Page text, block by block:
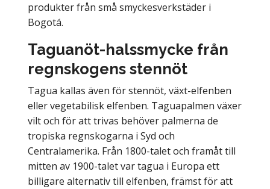
produkter från små smyckesverkstäder i
Bogotá.
Taguanöt-halssmycke från
regnskogens stennöt
Tagua kallas även för stennöt, växt-elfenben
eller vegetabilisk elfenben. Taguapalmen växer
vilt och för att trivas behöver palmerna de
tropiska regnskogarna i Syd och
Centralamerika. Från 1800-talet och framåt till
mitten av 1900-talet var tagua i Europa ett
billigare alternativ till elfenben, främst för att